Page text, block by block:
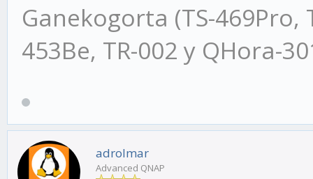
Ganekogorta (TS-469Pro,
453Be, TR-002 y QHora-
adrolmar
Advanced QNAP